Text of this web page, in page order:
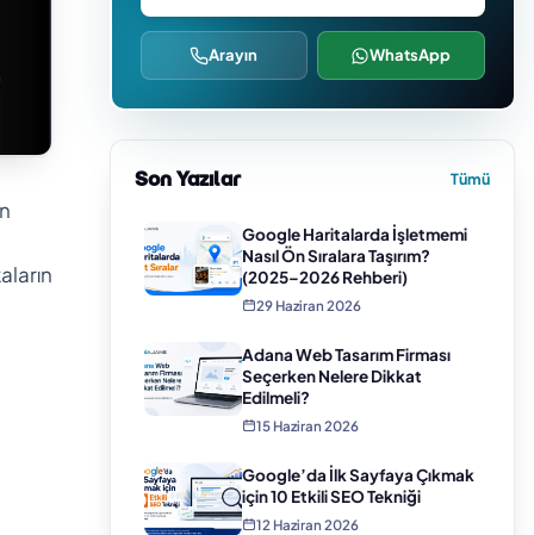
Arayın WhatsApp
Son Yazılar Tümü
Google Haritalarda İşletmemi
Nasıl Ön Sıralara Taşırım?
(2025–2026 Rehberi)
29 Haziran 2026
Adana Web Tasarım Firması
Seçerken Nelere Dikkat
Edilmeli?
15 Haziran 2026
Google’da İlk Sayfaya Çıkmak
için 10 Etkili SEO Tekniği
12 Haziran 2026